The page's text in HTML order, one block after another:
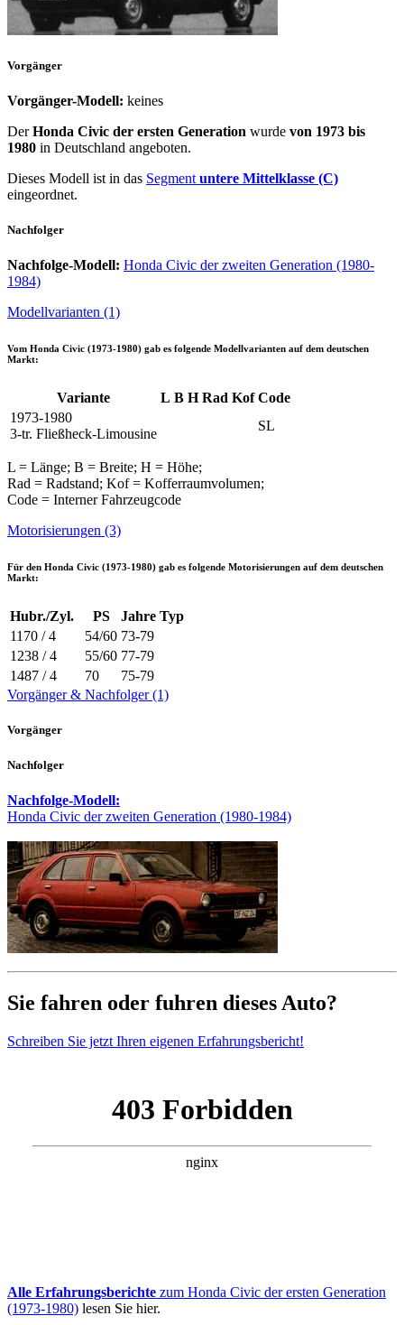
Vorgänger
Vorgänger-Modell: keines
DerHonda Civic der ersten Generation wurde von 1973 bis
1980 in Deutschland angeboten.
Dieses Modell ist in das Segment untere Mittelklasse (C)
eingeordnet.
Nachfolger
Nachfolge-Modell: Honda Civic der zweiten Generation (1980-
1984)
Modellvarianten (1)
Vom Honda Civic (1973-1980) gab es folgende Modellvarianten auf dem deutschen
Markt:
Variante L B H Rad Kof Code
1973-1980
3-tr. Fließheck-Limousine
SL
L = Länge; B = Breite; H = Höhe;
Rad = Radstand; Kof = Kofferraumvolumen;
Code = Interner Fahrzeugcode
Motorisierungen (3)
Für den Honda Civic (1973-1980) gab es folgende Motorisierungen auf dem deutschen
Markt:
Hubr./Zyl. PS Jahre Typ
1170 / 4
54/60 73-79
1238 / 4
55/60 77-79
1487 / 4
70
75-79
Vorgänger & Nachfolger (1)
Vorgänger
Nachfolger
Nachfolge-Modell:
Honda Civic der zweiten Generation (1980-1984)
Sie fahren oder fuhren dieses Auto?
Schreiben Sie jetzt Ihren eigenen Erfahrungsbericht!
Alle Erfahrungsberichte zum Honda Civic der ersten Generation
(1973-1980) lesen Sie hier.